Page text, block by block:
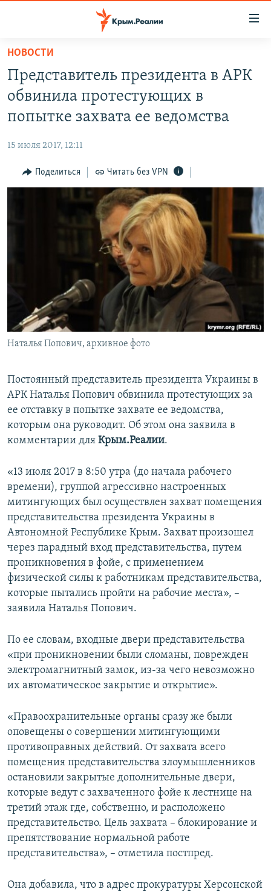
Вернуться
основному
содержанию
главной
Вернутся
СПЕЦПРОЕКТЫ
11 ЛЕТ ОККУПАЦИИ КРЫМА. 11 ИСТОРИЙ СОПРОТИВЛЕНИЯ
ЕЩЕ
ИНТЕРАКТИВ
ТЕЛЕПРОЕКТ КРЫМ.РЕАЛИИ
СОВЕТЫ ПРАВОЗАЩИТНИКОВ
ПРОПАВШИЕ БЕЗ ВЕСТИ
ПОБЕДИТЕЛЕЙ НЕ СУДЯТ?
КРЫМ.НЕПОКОРЕННЫЙ
ELIFBE
УКРАИНСКАЯ ПРОБЛЕМА КРЫМА
РАДІО СВОБОДА
КАК ОБОЙТИ БЛОКИРОВКУ
ПРИСОЕДИНЯЙТЕСЬ!
НОВОСТИ
Представитель президента в АРК
обвинила протестующих в
попытке захвата ее ведомства
15 июля 2017, 12:11
Поделиться Читать без VPN
Наталья Попович, архивное фото
Постоянный представитель президента Украины в
АРК Наталья Попович обвинила протестующих за
ее отставку в попытке захвате ее ведомства,
которым она руководит. Об этом она заявила в
комментарии для Крым.Реалии.
«13 июля 2017 в 8:50 утра (до начала рабочего
времени), группой агрессивно настроенных
митингующих был осуществлен захват помещения
представительства президента Украины в
Автономной Республике Крым. Захват произошел
через парадный вход представительства, путем
проникновения в фойе, с применением
физической силы к работникам представительства,
которые пытались пройти на рабочие места», –
заявила Наталья Попович.
По ее словам, входные двери представительства
«при проникновении были сломаны, поврежден
электромагнитный замок, из-за чего невозможно
их автоматическое закрытие и открытие».
«Правоохранительные органы сразу же были
оповещены о совершении митингующими
противоправных действий. От захвата всего
помещения представительства злоумышленников
остановили закрытые дополнительные двери,
которые ведут с захваченного фойе к лестнице на
третий этаж где, собственно, и расположено
представительство. Цель захвата – блокирование и
препятствование нормальной работе
представительства», – отметила постпред.
Она добавила, что в адрес прокуратуры Херсонской